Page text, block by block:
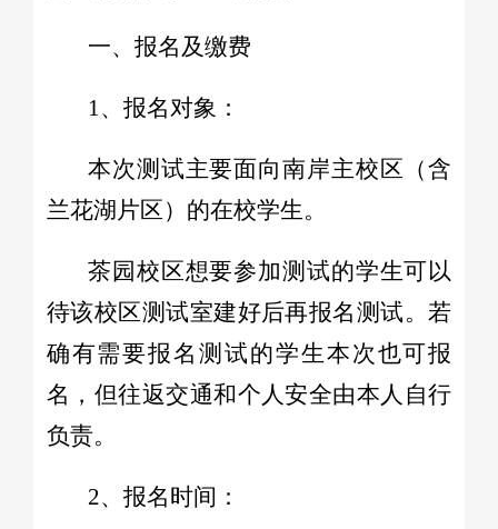
一、报名及缴费
1、报名对象：
本次测试主要面向南岸主校区（含
兰花湖片区）的在校学生。
茶园校区想要参加测试的学生可以
待该校区测试室建好后再报名测试。若
确有需要报名测试的学生本次也可报
名，但往返交通和个人安全由本人自行
负责。
2、报名时间：